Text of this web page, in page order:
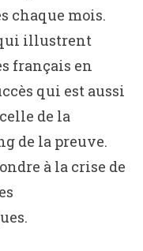
chaque mois.
illustrent
français en
qui est aussi
de la
de la preuve.
à la crise de